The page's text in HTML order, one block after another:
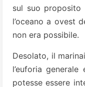
sul suo proposito
l’oceano a ovest
non era possibile.
Desolato, il
l’euforia
potesse essere